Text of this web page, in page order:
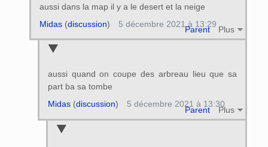
aussi dans la map il y a le desert et la neige
Parent Plus
Midas(discussion) 5 décembre 2021 à 13:29
aussi quand on coupe des arbreau lieu que sa
part ba sa tombe
Parent Plus
Midas(discussion) 5 décembre 2021 à 13:30